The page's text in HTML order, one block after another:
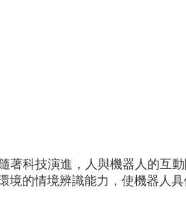
著科技演進，人與機器人的互動
境的情境辨識能力，使機器人具